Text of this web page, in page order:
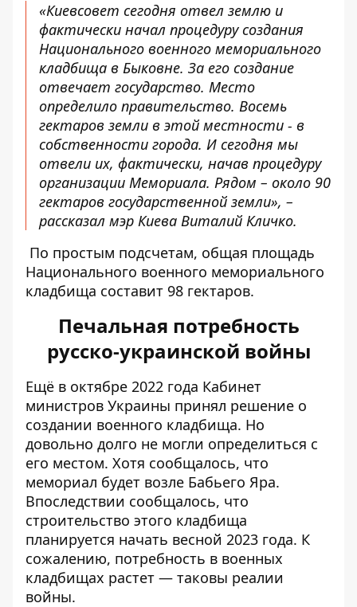
«Киевсовет сегодня отвел землю и
фактически начал процедуру создания
Национального военного мемориального
кладбища в Быковне. За его создание
отвечает государство. Место
определило правительство. Восемь
гектаров земли в этой местности - в
собственности города. И сегодня мы
отвели их, фактически, начав процедуру
организации Мемориала. Рядом – около 90
гектаров государственной земли», –
рассказал мэр Киева Виталий Кличко.
По простым подсчетам, общая площадь
Национального военного мемориального
кладбища составит 98 гектаров.
Печальная потребность
русско-украинской войны
Ещё в октябре 2022 года Кабинет
министров Украины принял решение о
создании военного кладбища. Но
довольно долго не могли определиться с
его местом. Хотя сообщалось, что
мемориал будет возле Бабьего Яра.
Впоследствии сообщалось, что
строительство этого кладбища
планируется начать весной 2023 года. К
сожалению, потребность в военных
кладбищах растет — таковы реалии
войны.